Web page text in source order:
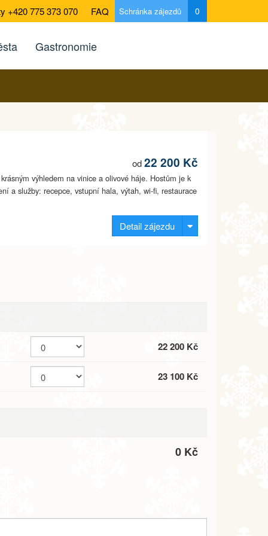
+420 775 373 070 FAQ Schránka zájezdů 0
Gastronomie
od22 200 Kč
výhledem na vinice a olivové háje. Hostům je k
a služby: recepce, vstupní hala, výtah, wi-fi, restaurace
Detail zájezdu
22 200 Kč
23 100 Kč
0 Kč